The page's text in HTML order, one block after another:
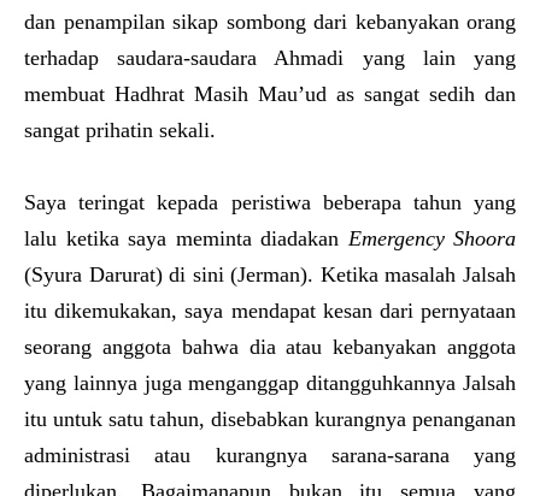
dan penampilan sikap sombong dari kebanyakan orang
terhadap saudara-saudara Ahmadi yang lain yang
membuat Hadhrat Masih Mau’ud as sangat sedih dan
sangat prihatin sekali.
Saya teringat kepada peristiwa beberapa tahun yang
lalu ketika saya meminta diadakan Emergency Shoora
(Syura Darurat) di sini (Jerman). Ketika masalah Jalsah
itu dikemukakan, saya mendapat kesan dari pernyataan
seorang anggota bahwa dia atau kebanyakan anggota
yang lainnya juga menganggap ditangguhkannya Jalsah
itu untuk satu tahun, disebabkan kurangnya penanganan
administrasi atau kurangnya sarana-sarana yang
diperlukan. Bagaimanapun bukan itu semua yang